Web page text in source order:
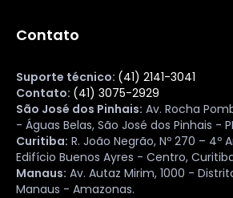
Contato
Suporte técnico: (41) 2141-3041
Contato: (41) 3075-2929
São José dos Pinhais: Av. Rocha
- Águas Belas, São José dos Pinhais -
Curitiba: R. João Negrão, Nº 270 – 4º
Edifício Buenos Ayres - Centro,
Manaus: Av. Autaz Mirim, 1000 -
Manaus - Amazonas.